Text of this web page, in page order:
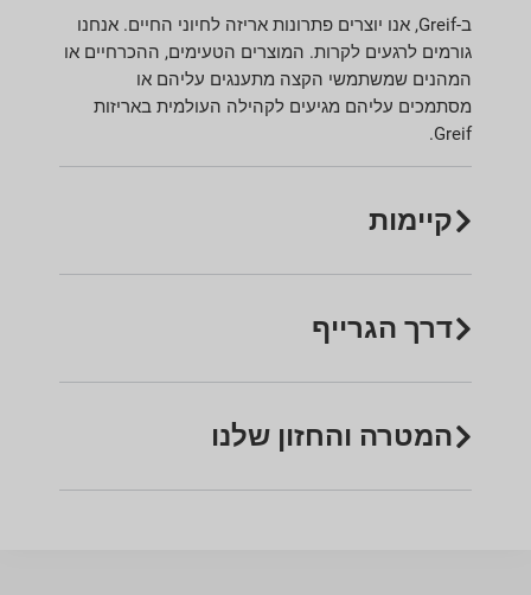
ב-Greif, אנו יוצרים פתרונות אריזה לחיוני החיים. אנחנו
גורמים לרגעים לקרות. המוצרים הטעימים, ההכרחיים או
המהנים שמשתמשי הקצה מתענגים עליהם או
מסתמכים עליהם מגיעים לקהילה העולמית באריזות
Greif.
קיימות
דרך הגרייף
המטרה והחזון שלנו